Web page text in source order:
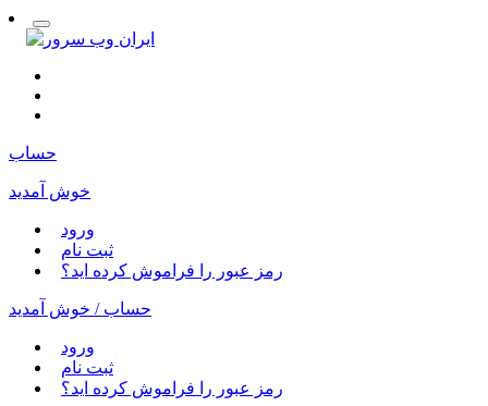
حساب
خوش آمدید
ورود
ثبت نام
رمز عبور را فراموش کرده اید؟
حساب / خوش آمدید
ورود
ثبت نام
رمز عبور را فراموش کرده اید؟